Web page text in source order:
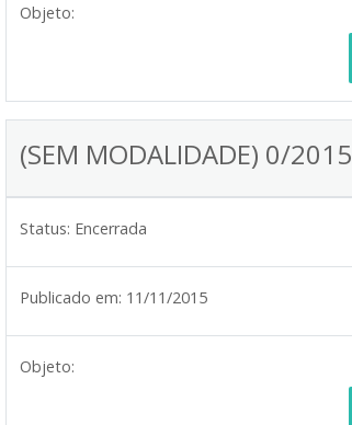
Objeto:
(SEM MODALIDADE) 0/2015
Status: Encerrada
Publicado em: 11/11/2015
Objeto: